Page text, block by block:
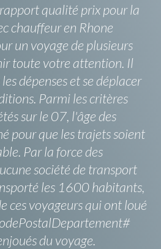
qualité prix pour la
chauffeur en Rhone
un voyage de plusieurs
toute votre attention. Il
dépenses et se déplacer
Parmi les critères
sur le 07, l'âge des
pour que les trajets soient
Par la force des
société de transport
les 1600 habitants,
ces voyageurs qui ont loué
du voyage.